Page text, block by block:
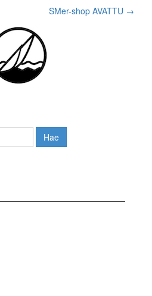
SMer-shop AVATTU →